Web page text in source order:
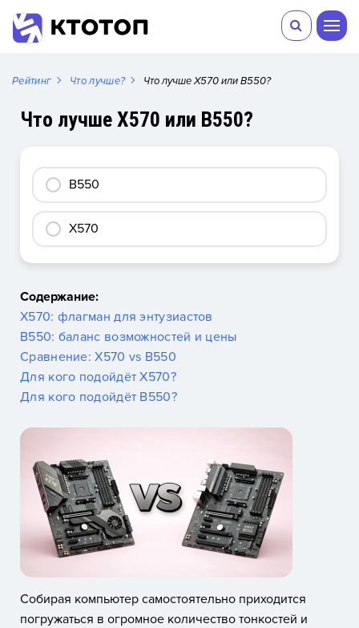
Рейтинг Что лучше? Что лучше X570 или B550?
Что лучше X570 или B550?
B550
X570
Содержание:
X570: флагман для энтузиастов
B550: баланс возможностей и цены
Сравнение: X570 vs B550
Для кого подойдёт X570?
Для кого подойдёт B550?
Собирая компьютер самостоятельно приходится
погружаться в огромное количество тонкостей и